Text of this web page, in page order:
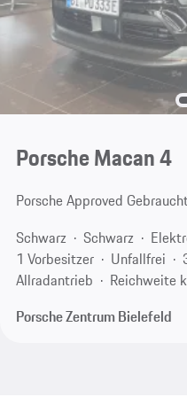
Porsche Macan 4
Porsche Approved
Schwarz
Schwarz
1 Vorbesitzer
Unfallfrei
Allradantrieb
Reichweite
Porsche Zentrum Bielefeld